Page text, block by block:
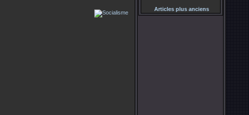
Articles plus anciens